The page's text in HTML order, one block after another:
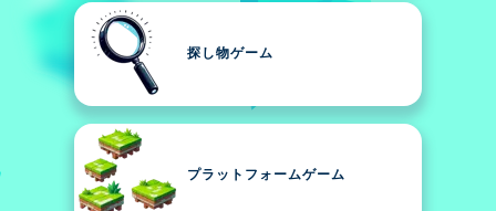
探し物ゲーム
プラットフォームゲーム